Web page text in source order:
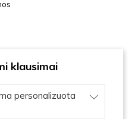
klausimai
personalizuota